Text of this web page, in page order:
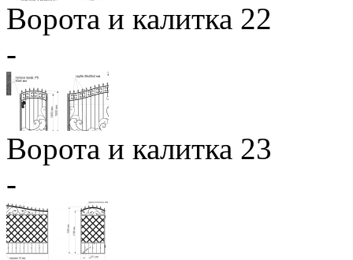
Ворота и калитка 22
-
Ворота и калитка 23
-